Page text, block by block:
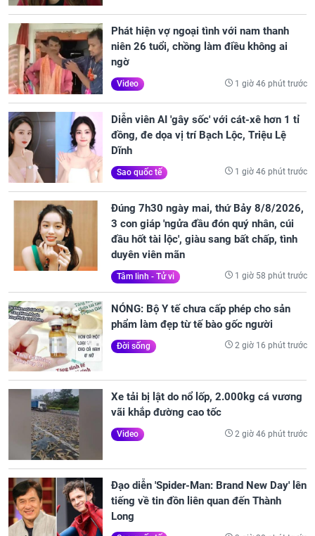
Phát hiện vợ ngoại tình với nam thanh
niên 26 tuổi, chồng làm điều không ai
ngờ
Video 1 giờ 46 phút trước
Diễn viên AI 'gây sốc' với cát-xê hơn 1 tỉ
đồng, đe dọa vị trí Bạch Lộc, Triệu Lệ
Dĩnh
Sao quốc tế 1 giờ 46 phút trước
Đúng 7h30 ngày mai, thứ Bảy 8/8/2026,
3 con giáp 'ngửa đầu đón quý nhân, cúi
đầu hốt tài lộc', giàu sang bất chấp, tình
duyên viên mãn
Tâm linh - Tử vi 1 giờ 58 phút trước
NÓNG: Bộ Y tế chưa cấp phép cho sản
phẩm làm đẹp từ tế bào gốc người
Đời sống 2 giờ 16 phút trước
Xe tải bị lật do nổ lốp, 2.000kg cá vương
vãi khắp đường cao tốc
Video 2 giờ 46 phút trước
Đạo diễn 'Spider-Man: Brand New Day' lên
tiếng về tin đồn liên quan đến Thành
Long